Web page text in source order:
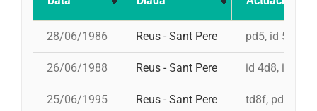
28/06/1986 Reus - Sant Pere pd5, id 5d7,
26/06/1988 Reus - Sant Pere id 4d8, i 4d8,
25/06/1995 Reus - Sant Pere td8f, pd7fc, i